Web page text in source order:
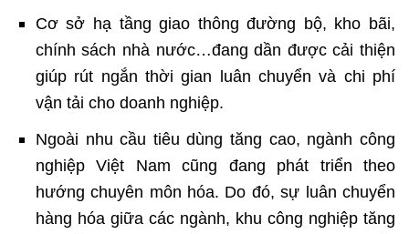
Cơ sở hạ tầng giao thông đường bộ, kho bãi,
chính sách nhà nước…đang dần được cải thiện
giúp rút ngắn thời gian luân chuyển và chi phí
vận tải cho doanh nghiệp.
Ngoài nhu cầu tiêu dùng tăng cao, ngành công
nghiệp Việt Nam cũng đang phát triển theo
hướng chuyên môn hóa. Do đó, sự luân chuyển
hàng hóa giữa các ngành, khu công nghiệp tăng